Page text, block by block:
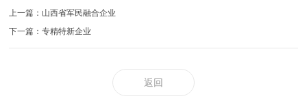
上一篇：山西省军民融合企业
下一篇：专精特新企业
返回